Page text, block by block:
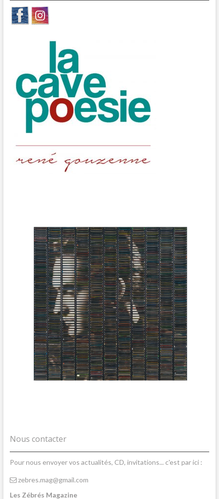
Nous contacter
Pour nous envoyer vos actualités, CD, invitations... c'est par ici :
zebres.mag@gmail.com
Les Zébrés Magazine